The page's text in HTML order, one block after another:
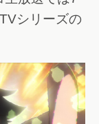
シリーズの